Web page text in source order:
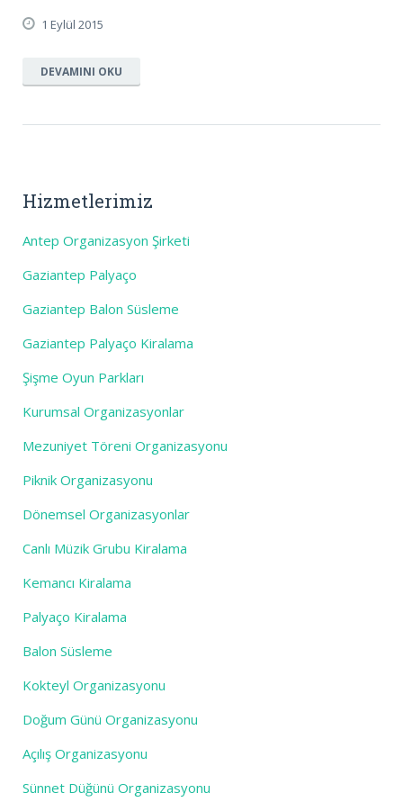
1 Eylül 2015
DEVAMINI OKU
Hizmetlerimiz
Antep Organizasyon Şirketi
Gaziantep Palyaço
Gaziantep Balon Süsleme
Gaziantep Palyaço Kiralama
Şişme Oyun Parkları
Kurumsal Organizasyonlar
Mezuniyet Töreni Organizasyonu
Piknik Organizasyonu
Dönemsel Organizasyonlar
Canlı Müzik Grubu Kiralama
Kemancı Kiralama
Palyaço Kiralama
Balon Süsleme
Kokteyl Organizasyonu
Doğum Günü Organizasyonu
Açılış Organizasyonu
Sünnet Düğünü Organizasyonu